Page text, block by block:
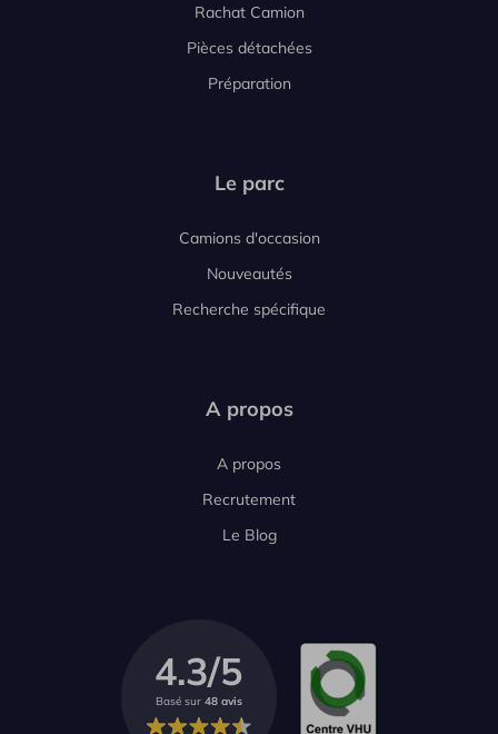
Rachat Camion
Pièces détachées
Préparation
Le parc
Camions d'occasion
Nouveautés
Recherche spécifique
A propos
A propos
Recrutement
Le Blog
4.3/5
Basé sur 48 avis